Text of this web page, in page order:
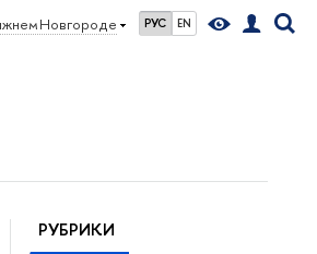
Новгороде РУС EN
РУБРИКИ